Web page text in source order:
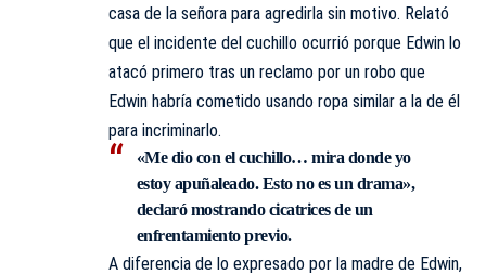
casa de la señora para agredirla sin motivo. Relató
que el incidente del cuchillo ocurrió porque Edwin lo
atacó primero tras un reclamo por un robo que
Edwin habría cometido usando ropa similar a la de él
para incriminarlo.
«Me dio con el cuchillo… mira donde yo
estoy apuñaleado. Esto no es un drama»,
declaró mostrando cicatrices de un
enfrentamiento previo.
A diferencia de lo expresado por la madre de Edwin,